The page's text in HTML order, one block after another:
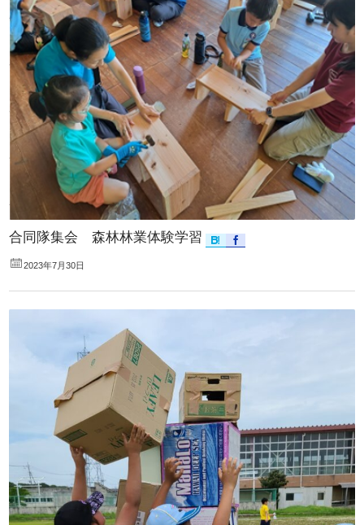
合同隊集会 森林林業体験学習
2023年7月30日